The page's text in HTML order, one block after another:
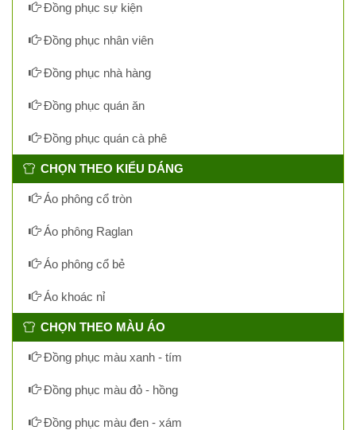
Đồng phục sự kiện
Đồng phục nhân viên
Đồng phục nhà hàng
Đồng phục quán ăn
Đồng phục quán cà phê
CHỌN THEO KIỂU DÁNG
Áo phông cổ tròn
Áo phông Raglan
Áo phông cổ bẻ
Áo khoác nỉ
CHỌN THEO MÀU ÁO
Đồng phục màu xanh - tím
Đồng phục màu đỏ - hồng
Đồng phục màu đen - xám